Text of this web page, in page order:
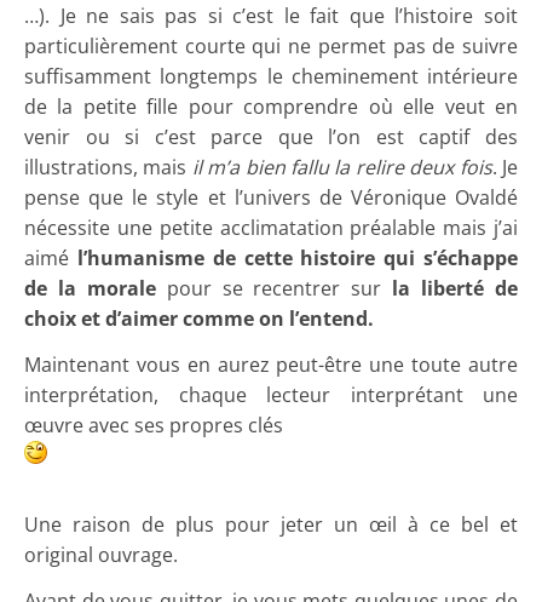
…). Je ne sais pas si c’est le fait que l’histoire soit
particulièrement courte qui ne permet pas de suivre
suffisamment longtemps le cheminement intérieure
de la petite fille pour comprendre où elle veut en
venir ou si c’est parce que l’on est captif des
illustrations, mais il m’a bien fallu la relire deux fois. Je
pense que le style et l’univers de Véronique Ovaldé
nécessite une petite acclimatation préalable mais j’ai
aimé l’humanisme de cette histoire qui s’échappe
de la moralepour se recentrer sur la liberté de
choix et d’aimer comme on l’entend.
Maintenant vous en aurez peut-être une toute autre
interprétation, chaque lecteur interprétant une
œuvre avec ses propres clés
Une raison de plus pour jeter un œil à ce bel et
original ouvrage.